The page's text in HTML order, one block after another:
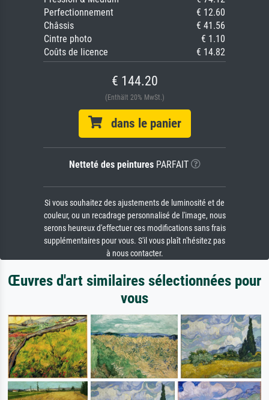
Perfectionnement
€ 12.60
Châssis
€ 41.56
Cintre photo
€ 1.10
Coûts de licence
€ 14.82
€ 144.20
(Enthält 20% MwSt.)
dans le panier
Netteté des peinturesPARFAIT
Si vous souhaitez des ajustements de luminosité et de
couleur, ou un recadrage personnalisé de l'image, nous
serons heureux d'effectuer ces modifications sans frais
supplémentaires pour vous. S'il vous plaît n'hésitez pas
à nous contacter.
Œuvres d'art similaires sélectionnées pour
vous